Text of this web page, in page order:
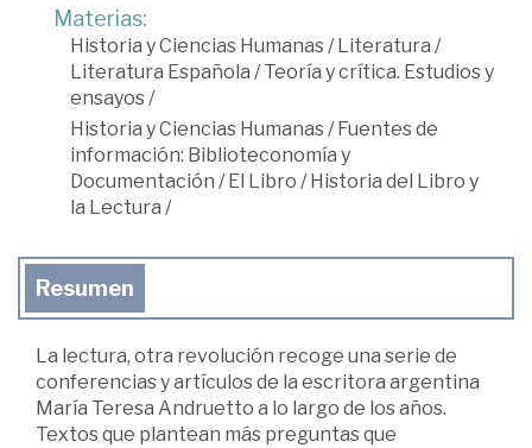
Materias:
Historia y Ciencias Humanas/Literatura /
Literatura Española /Teoría y crítica. Estudios y
ensayos/
Historia y Ciencias Humanas/Fuentes de
información: Biblioteconomía y
Documentación /El Libro /Historia del Libro y
la Lectura /
Resumen
La lectura, otra revolución recoge una serie de
conferencias y artículos de la escritora argentina
María Teresa Andruetto a lo largo de los años.
Textos que plantean más preguntas que